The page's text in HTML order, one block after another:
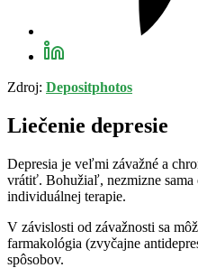
Zdroj: Depositphotos
Liečenie depresie
Depresia je veľmi závažné a
vrátiť. Bohužiaľ, nezmizne sama
individuálnej terapie.
V závislosti od závažnosti sa
farmakológia (zvyčajne
spôsobov.